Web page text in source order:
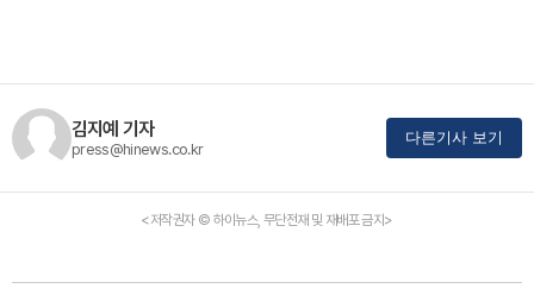
김지예 기자
press@hinews.co.kr
다른기사 보기
<저작권자 © 하이뉴스, 무단전재 및 재배포 금지>